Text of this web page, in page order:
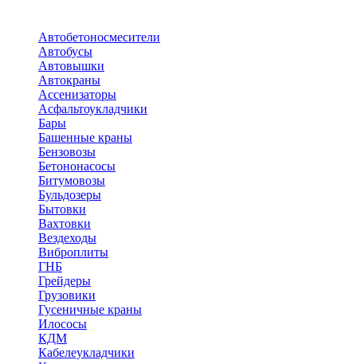
Автобетоносмесители
Автобусы
Автовышки
Автокраны
Ассенизаторы
Асфальтоукладчики
Бары
Башенные краны
Бензовозы
Бетононасосы
Битумовозы
Бульдозеры
Бытовки
Вахтовки
Вездеходы
Виброплиты
ГНБ
Грейдеры
Грузовики
Гусеничные краны
Илососы
КДМ
Кабелеукладчики